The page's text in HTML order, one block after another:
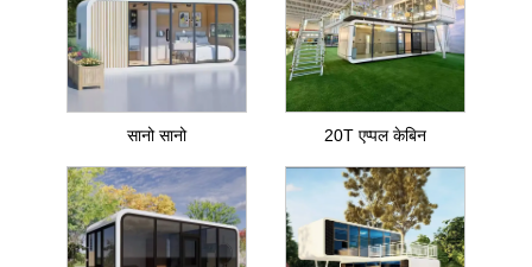
सानो सानो 20T एप्पल केबिन